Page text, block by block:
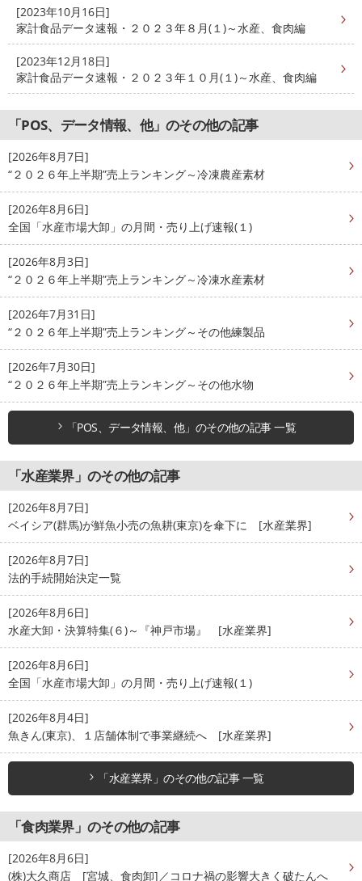
[2023年10月16日]
家計食品データ速報・２０２３年８月(１)～水産、食肉編
[2023年12月18日]
家計食品データ速報・２０２３年１０月(１)～水産、食肉編
「POS、データ情報、他」のその他の記事
[2026年8月7日]
“２０２６年上半期”売上ランキング～冷凍農産素材
[2026年8月6日]
全国「水産市場大卸」の月間・売り上げ速報(１)
[2026年8月3日]
“２０２６年上半期”売上ランキング～冷凍水産素材
[2026年7月31日]
“２０２６年上半期”売上ランキング～その他練製品
[2026年7月30日]
“２０２６年上半期”売上ランキング～その他水物
「POS、データ情報、他」のその他の記事 一覧
「水産業界」のその他の記事
[2026年8月7日]
ベイシア(群馬)が鮮魚小売の魚耕(東京)を傘下に [水産業界]
[2026年8月7日]
法的手続開始決定一覧
[2026年8月6日]
水産大卸・決算特集(６)～『神戸市場』 [水産業界]
[2026年8月6日]
全国「水産市場大卸」の月間・売り上げ速報(１)
[2026年8月4日]
魚きん(東京)、１店舗体制で事業継続へ [水産業界]
「水産業界」のその他の記事 一覧
「食肉業界」のその他の記事
[2026年8月6日]
(株)大久商店 [宮城、食肉卸]／コロナ禍の影響大きく破たんへ